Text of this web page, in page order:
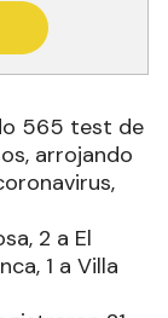
565 test de
arrojando
2 a El
1 a Villa